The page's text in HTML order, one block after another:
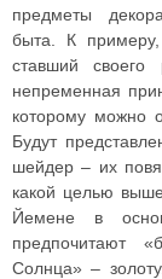
предметы
быта. К
ставший
непременная
которому можно
Будут
шейдер – их
какой целью
Йемене в
предпочитают
Солнца» –